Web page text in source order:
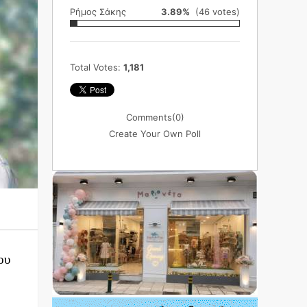
Ρήμος Σάκης 3.89% (46 votes)
Total Votes: 1,181
Comments(0)
Create Your Own Poll